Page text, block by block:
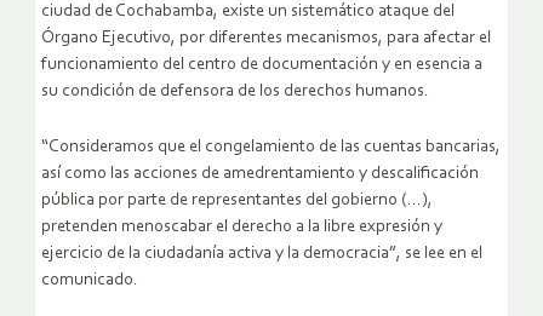
ciudad de Cochabamba, existe un sistemático ataque del
Órgano Ejecutivo, por diferentes mecanismos, para afectar el
funcionamiento del centro de documentación y en esencia a
su condición de defensora de los derechos humanos.
“Consideramos que el congelamiento de las cuentas bancarias,
así como las acciones de amedrentamiento y descaliﬁcación
pública por parte de representantes del gobierno (…),
pretenden menoscabar el derecho a la libre expresión y
ejercicio de la ciudadanía activa y la democracia”, se lee en el
comunicado.